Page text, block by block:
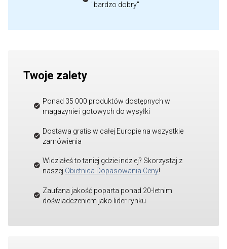
"bardzo dobry"
Twoje zalety
Ponad 35 000 produktów dostępnych w
magazynie i gotowych do wysyłki
Dostawa gratis w całej Europie na wszystkie
zamówienia
Widziałeś to taniej gdzie indziej? Skorzystaj z
naszej Obietnica Dopasowania Ceny!
Zaufana jakość poparta ponad 20-letnim
doświadczeniem jako lider rynku